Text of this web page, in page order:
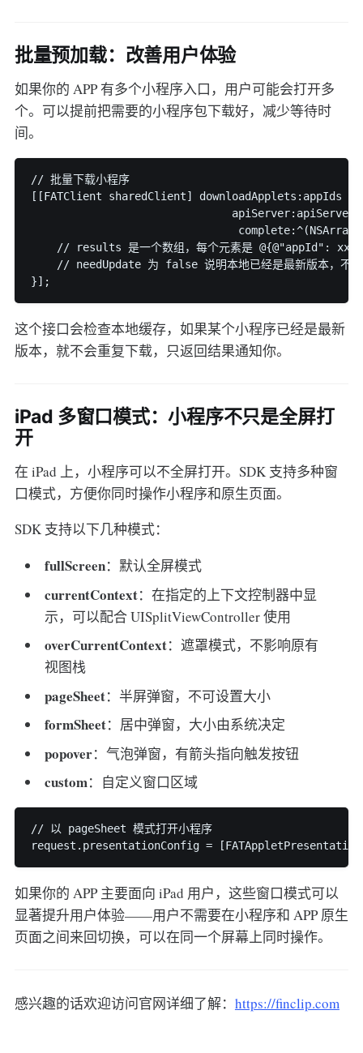
批量预加载：改善用户体验
如果你的 APP 有多个小程序入口，用户可能会打开多
个。可以提前把需要的小程序包下载好，减少等待时
间。
// 批量下载小程序
[[FATClient sharedClient] downloadApplets:appIds
                               apiServer:apiServer
complete:^(NSArray
// results 是一个数组，每个元素是 @{@"appId":
// needUpdate 为 false 说明本地已经是最新版本，不
这个接口会检查本地缓存，如果某个小程序已经是最新
版本，就不会重复下载，只返回结果通知你。
iPad 多窗口模式：小程序不只是全屏打
开
在 iPad 上，小程序可以不全屏打开。SDK 支持多种窗
口模式，方便你同时操作小程序和原生页面。
SDK 支持以下几种模式：
fullScreen：默认全屏模式
currentContext：在指定的上下文控制器中显
示，可以配合 UISplitViewController 使用
overCurrentContext：遮罩模式，不影响原有
视图栈
pageSheet：半屏弹窗，不可设置大小
formSheet：居中弹窗，大小由系统决定
popover：气泡弹窗，有箭头指向触发按钮
custom：自定义窗口区域
// 以 pageSheet 模式打开小程序
如果你的 APP 主要面向 iPad 用户，这些窗口模式可以
显著提升用户体验——用户不需要在小程序和 APP 原生
页面之间来回切换，可以在同一个屏幕上同时操作。
感兴趣的话欢迎访问官网详细了解： https://finclip.com